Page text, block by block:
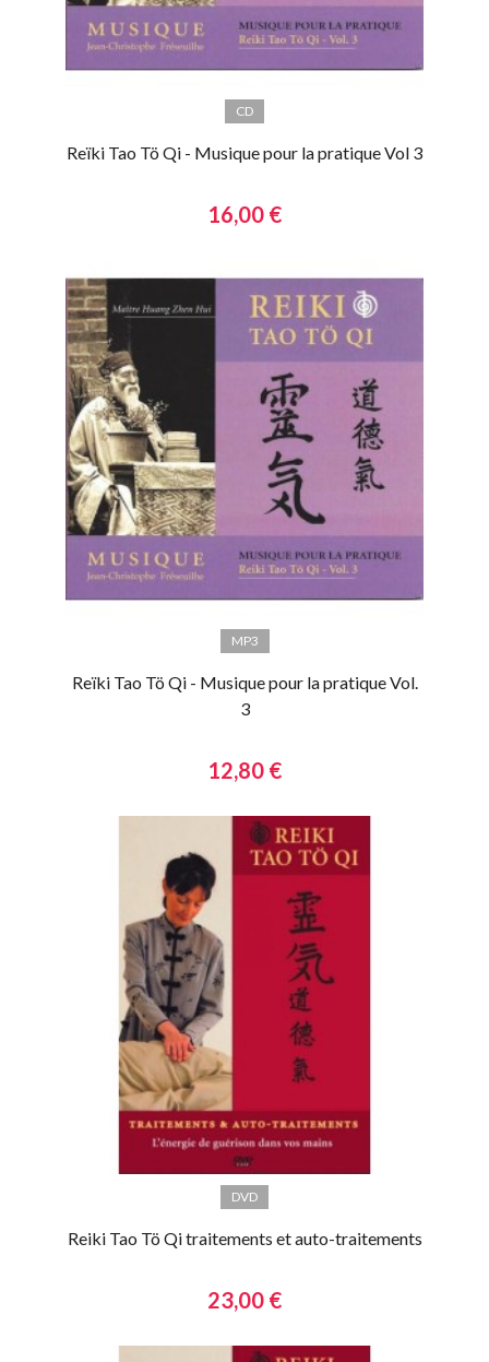
CD
Reïki Tao Tö Qi - Musique pour la pratique Vol 3
16,00 €
MP3
Reïki Tao Tö Qi - Musique pour la pratique Vol.
3
12,80 €
DVD
Reiki Tao Tö Qi traitements et auto-traitements
23,00 €